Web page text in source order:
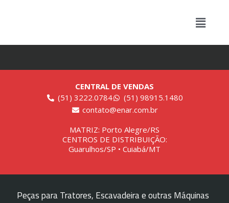
CENTRAL DE VENDAS
(51) 3222.0784
(51) 98915.1480
contato@enar.com.br
MATRIZ: Porto Alegre/RS
CENTROS DE DISTRIBUIÇÃO:
Guarulhos/SP • Cuiabá/MT
Peças para Tratores, Escavadeira e outras Máquinas